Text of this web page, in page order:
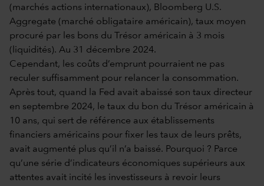
(marchés actions internationaux), Bloomberg U.S.
Aggregate (marché obligataire américain), taux moyen
procuré par les bons du Trésor américain à 3 mois
(liquidités). Au 31 décembre 2024.
Cependant, les coûts d’emprunt pourraient ne pas
reculer suffisamment pour relancer la consommation.
Après tout, quand la Fed avait abaissé son taux directeur
en septembre 2024, le taux du bon du Trésor américain à
10 ans, qui sert de référence aux établissements
financiers américains pour fixer les taux de leurs prêts,
avait augmenté plus qu’il n’a baissé. Pourquoi ? Parce
qu’une série d’indicateurs économiques supérieurs aux
attentes avait incité les investisseurs à revoir leurs